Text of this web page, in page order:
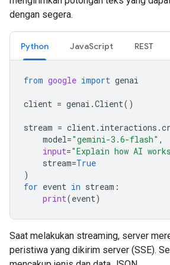
dengan segera.
Python JavaScript REST
from google import genai
client = genai .Client()
stream = client. interactions .
model="gemini-3.6-flash" ,
input="Explain how AI
stream=True
)
for event in stream :
print(event)
Saat melakukan streaming, server
peristiwa yang dikirim server (SSE).